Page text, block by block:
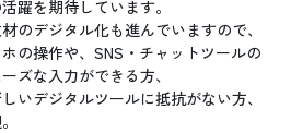
躍を期待しています。
材のデジタル化も進んでいますので、
の操作や、SNS・チャットツールの
ズな入力ができる方、
いデジタルツールに抵抗がない方、